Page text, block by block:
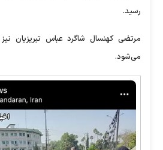
رسید.
مرتضی کهنسال شاگرد عباس تبریزیان
می‌شود.